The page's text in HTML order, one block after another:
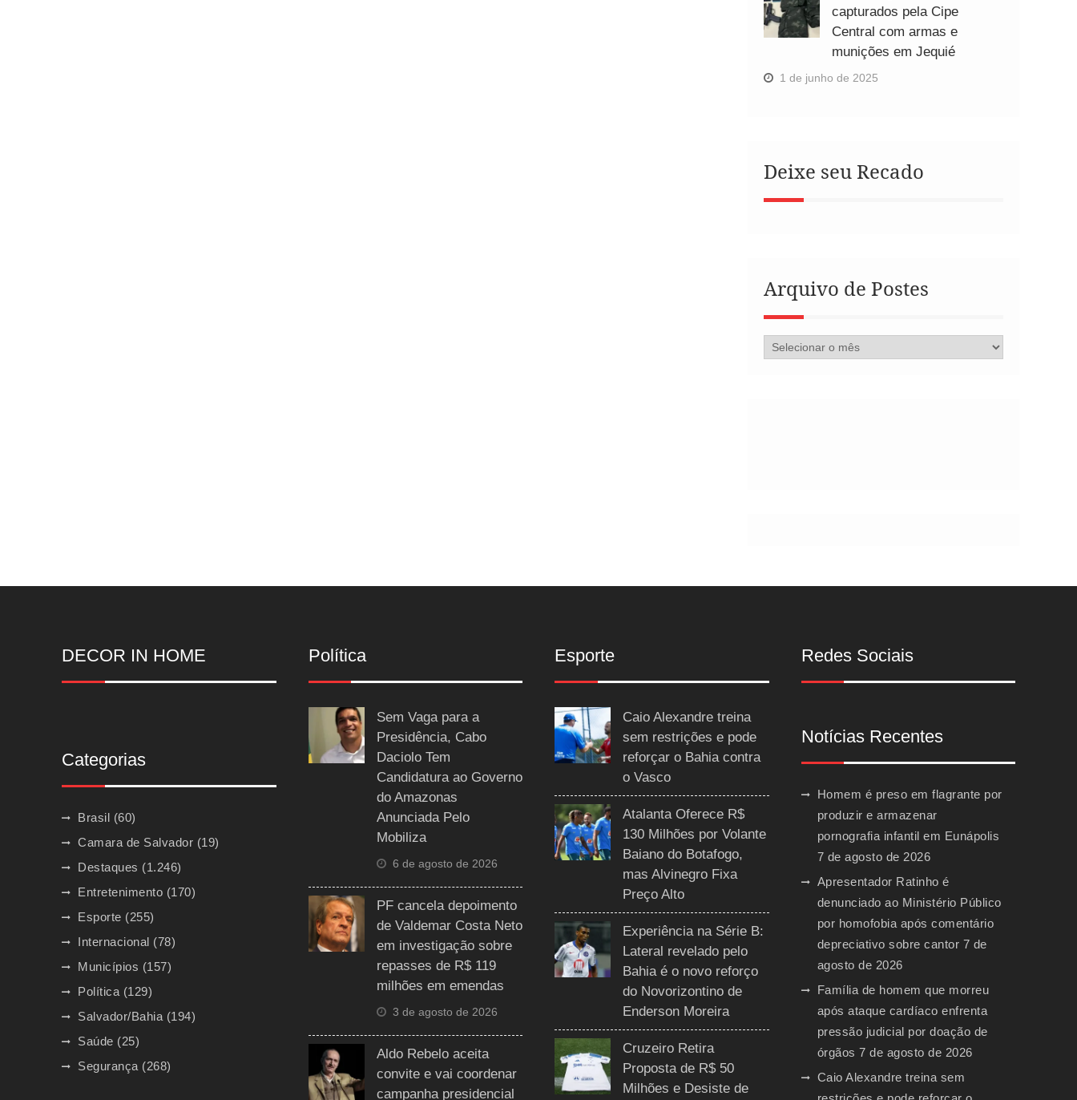
capturados pela Cipe
Central com armas e
munições em Jequié
1 de junho de 2025
Deixe seu Recado
Arquivo de Postes
Arquivo
DECOR IN HOME
Categorias
Brasil (60)
Camara de Salvador (19)
Destaques (1.246)
Entretenimento (170)
Esporte (255)
Internacional (78)
Municípios (157)
Política (129)
Salvador/Bahia (194)
Saúde (25)
Segurança (268)
Política
Sem Vaga para a
Presidência, Cabo
Daciolo Tem
Candidatura ao Governo
do Amazonas
Anunciada Pelo
Mobiliza
6 de agosto de 2026
PF cancela depoimento
de Valdemar Costa Neto
em investigação sobre
repasses de R$ 119
milhões em emendas
3 de agosto de 2026
Aldo Rebelo aceita
convite e vai coordenar
campanha presidencial
Esporte
Caio Alexandre treina
sem restrições e pode
reforçar o Bahia contra
o Vasco
Atalanta Oferece R$
130 Milhões por Volante
Baiano do Botafogo,
mas Alvinegro Fixa
Preço Alto
Experiência na Série B:
Lateral revelado pelo
Bahia é o novo reforço
do Novorizontino de
Enderson Moreira
Cruzeiro Retira
Proposta de R$ 50
Milhões e Desiste de
Redes Sociais
Notícias Recentes
Homem é preso em flagrante por
produzir e armazenar
pornografia infantil em Eunápolis
7 de agosto de 2026
Apresentador Ratinho é
denunciado ao Ministério Público
por homofobia após comentário
depreciativo sobre cantor 7 de
agosto de 2026
Família de homem que morreu
após ataque cardíaco enfrenta
pressão judicial por doação de
órgãos 7 de agosto de 2026
Caio Alexandre treina sem